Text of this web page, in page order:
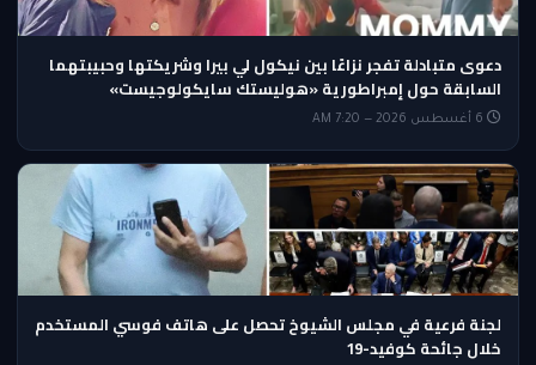
دعوى متبادلة تفجر نزاعًا بين نيكول لي بيرا وشريكتها وحبيبتهما
السابقة حول إمبراطورية «هوليستك سايكولوجيست»
لجنة فرعية في مجلس الشيوخ تحصل على هاتف فوسي المستخدم
خلال جائحة كوفيد-19